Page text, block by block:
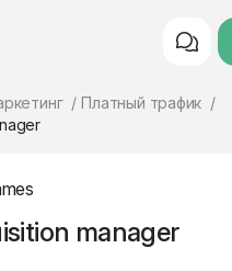
Платный трафик
manager